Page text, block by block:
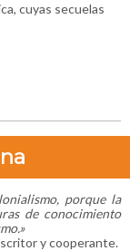
cuyas secuelas
porque la
de conocimiento
»
y cooperante.